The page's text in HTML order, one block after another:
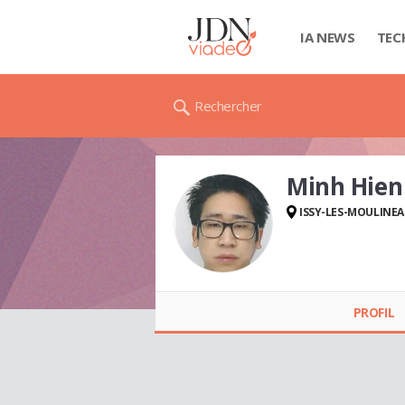
IA NEWS
Rechercher
Minh Hien
ISSY-LES-
PROFIL